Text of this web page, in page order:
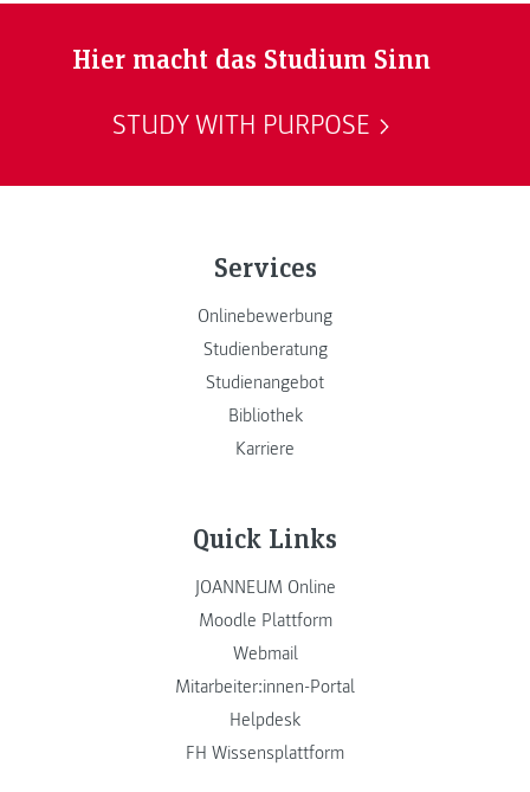
Hier macht das Studium Sinn
STUDY WITH PURPOSE
Services
Onlinebewerbung
Studienberatung
Studienangebot
Bibliothek
Karriere
Quick Links
JOANNEUM Online
Moodle Plattform
Webmail
Mitarbeiter:innen-Portal
Helpdesk
FH Wissensplattform